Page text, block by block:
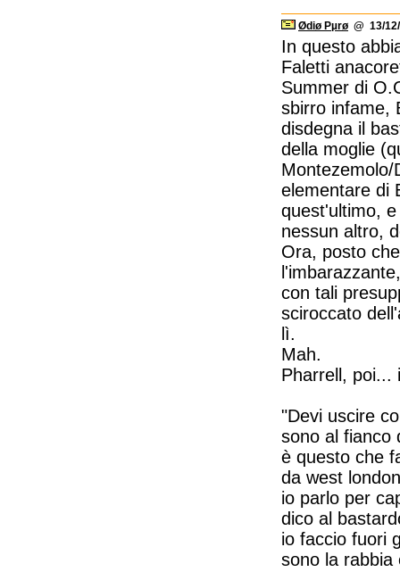
Ødiø Pµrø @ 13/
In questo
Faletti
Summer di
sbirro infame,
disdegna il
della moglie
elementare di
quest'ultimo,
nessun altro,
Ora, posto
con tali
sciroccato
lì.
Mah.
Pharrell, poi...
"Devi uscire
sono al fianco
è questo che
da west
io parlo per
dico al
io faccio fuori
sono la rabbia